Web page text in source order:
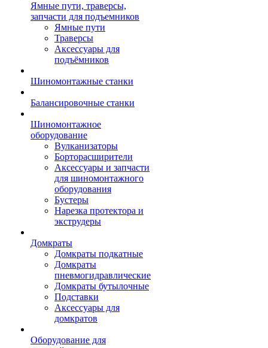
Ямные пути, траверсы,
запчасти для подъемников
Ямные пути
Траверсы
Аксессуары для
подъёмников
Шиномонтажные станки
Балансировочные станки
Шиномонтажное
оборудование
Вулканизаторы
Борторасширители
Аксессуары и запчасти
для шиномонтажного
оборудования
Бустеры
Нарезка протектора и
экструдеры
Домкраты
Домкраты подкатные
Домкраты
пневмогидравлические
Домкраты бутылочные
Подставки
Аксессуары для
домкратов
Оборудование для